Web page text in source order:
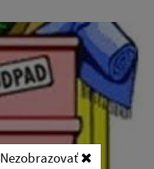
Nezobrazovať